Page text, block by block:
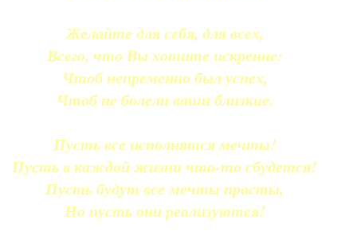
Желайте для себя, для всех,
Всего, что Вы хотите искренне:
Чтоб непременно был успех,
Чтоб не болели ваши близкие.
Пусть все исполнятся мечты!
Пусть в каждой жизни что-то сбудется!
Пусть будут все мечты просты,
Но пусть они реализуются!